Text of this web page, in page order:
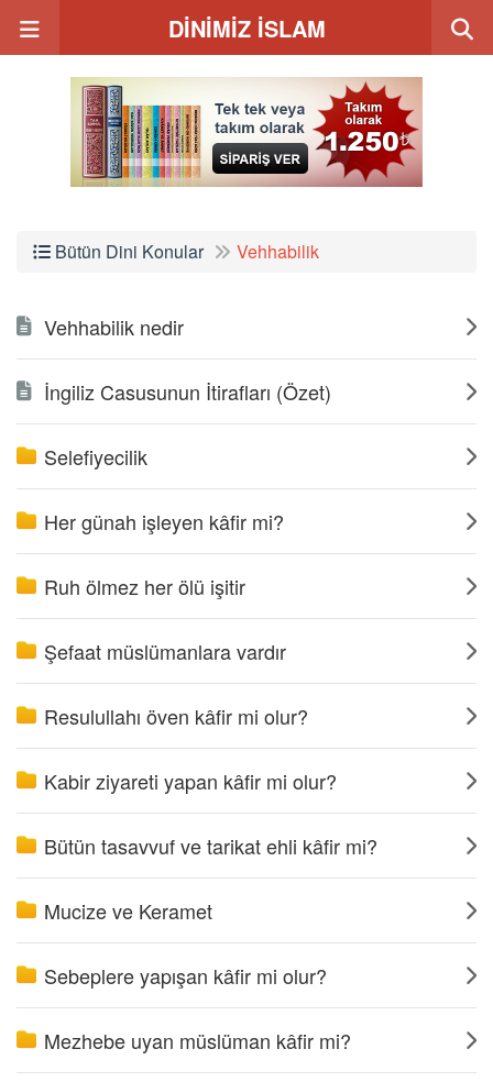
DİNİMİZ İSLAM
Bütün Dini Konular Vehhabilik
Vehhabilik nedir
İngiliz Casusunun İtirafları (Özet)
Selefiyecilik
Her günah işleyen kâfir mi?
Ruh ölmez her ölü işitir
Şefaat müslümanlara vardır
Resulullahı öven kâfir mi olur?
Kabir ziyareti yapan kâfir mi olur?
Bütün tasavvuf ve tarikat ehli kâfir mi?
Mucize ve Keramet
Sebeplere yapışan kâfir mi olur?
Mezhebe uyan müslüman kâfir mi?